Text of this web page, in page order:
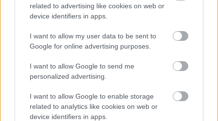
related to advertising like cookies on web or
device identifiers in apps.
I want to allow my user data to be sent to
Google for online advertising purposes.
I want to allow Google to send me
personalized advertising.
I want to allow Google to enable storage
related to analytics like cookies on web or
device identifiers in apps.
Μάθε τώρα όλα τα νέα για τα
αγαπημένα σου διάσημα πρόσωπα.
Ακολούθησε το JennyGr στο
Google News